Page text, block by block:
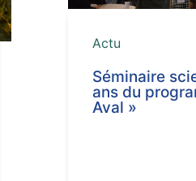
Actu
Séminaire
ans du
Aval »